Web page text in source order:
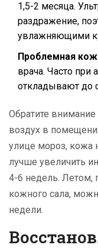
1,5-2 месяца.
раздражение,
увлажняющими
Проблемная
врача. Часто при
откладывают до
Обратите внимание
воздух в
улице мороз, кожа
лучше увеличить
4-6 недель.
кожного сала,
недели.